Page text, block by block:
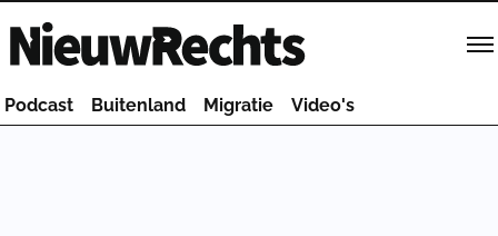
Homepage van NieuwRechts
Podcast Buitenland Migratie Video's